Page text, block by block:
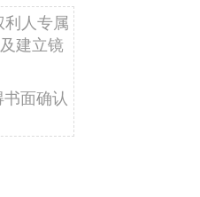
人专属
建立镜
面确认